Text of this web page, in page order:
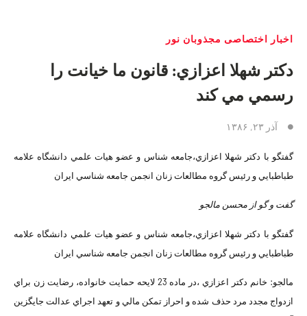
اخبار اختصاصی مجذوبان نور
دکتر شهلا اعزازي: قانون ما خيانت را
رسمي مي کند
آذر ۲۳, ۱۳۸۶
گفتگو با دکتر شهلا اعزازي،جامعه شناس و عضو هيات علمي دانشگاه علامه
طباطبايي و رئيس گروه مطالعات زنان انجمن جامعه شناسي ايران
گفت و گو از محسن مالجو
گفتگو با دکتر شهلا اعزازي،جامعه شناس و عضو هيات علمي دانشگاه علامه
طباطبايي و رئيس گروه مطالعات زنان انجمن جامعه شناسي ايران
مالجو: خانم دکتر اعزازي ،در ماده 23 لايحه حمايت خانواده، رضايت زن براي
ازدواج مجدد مرد حذف شده و احراز تمکن مالي و تعهد اجراي عدالت جايگزين